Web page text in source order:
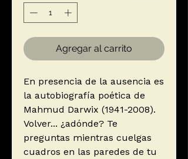
Agregar al carrito
En presencia de la ausencia es
la autobiografía poética de
Mahmud Darwix (1941-2008).
Volver... ¿adónde? Te
preguntas mientras cuelgas
cuadros en las paredes de tu